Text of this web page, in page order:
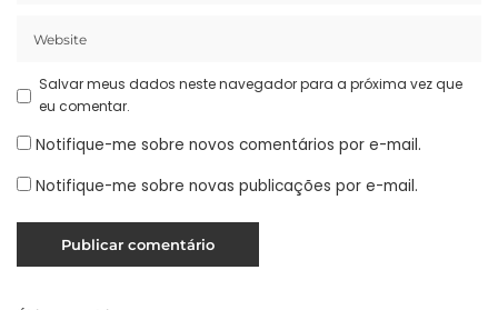
Salvar meus dados neste navegador para a próxima vez que
eu comentar.
Notifique-me sobre novos comentários por e-mail.
Notifique-me sobre novas publicações por e-mail.